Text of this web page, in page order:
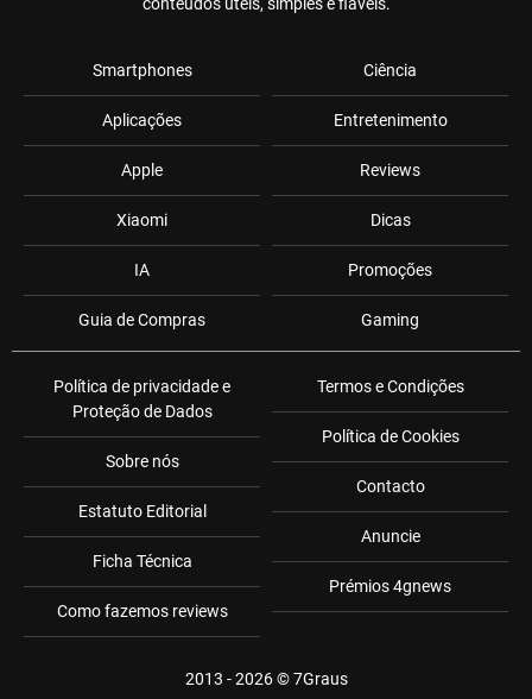
Smartphones
Aplicações
Apple
Xiaomi
IA
Guia de Compras
Ciência
Entretenimento
Reviews
Dicas
Promoções
Gaming
Política de privacidade e
Proteção de Dados
Sobre nós
Estatuto Editorial
Ficha Técnica
Como fazemos reviews
Termos e Condições
Política de Cookies
Contacto
Anuncie
Prémios 4gnews
2013 - 2026 ©7Graus